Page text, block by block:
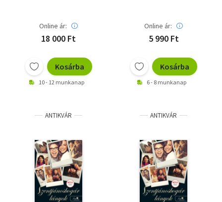
Online ár:
18 000 Ft
Kosárba
10 - 12 munkanap
Online ár:
5 990 Ft
Kosárba
6 - 8 munkanap
ANTIKVÁR ANTIKVÁR